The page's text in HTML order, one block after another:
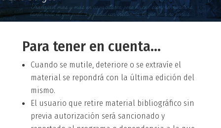
Para tener en cuenta...
Cuando se mutile, deteriore o se extravíe el
material se repondrá con la última edición del
mismo.
El usuario que retire material bibliográfico sin
previa autorización será sancionado y